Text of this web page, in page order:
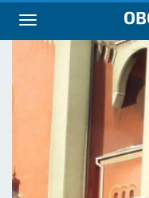
Navigácia